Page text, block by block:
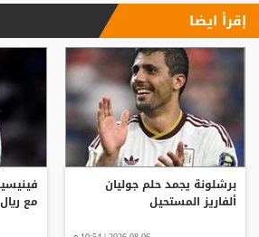
إقرأ ايضا
برشلونة يجمد حلم جوليان
ألفاريز المستحيل
مع ريال